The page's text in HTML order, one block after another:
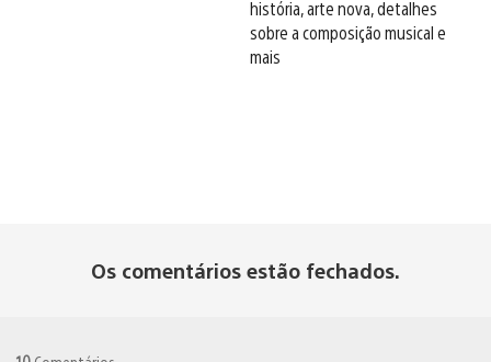
história, arte nova, detalhes
sobre a composição musical e
mais
Os comentários estão fechados.